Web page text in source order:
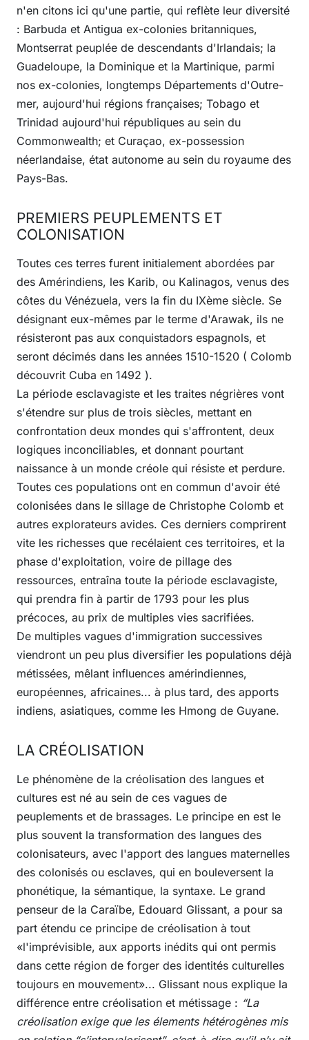
n'en citons ici qu'une partie, qui reflète leur diversité
: Barbuda et Antigua ex-colonies britanniques,
Montserrat peuplée de descendants d'Irlandais; la
Guadeloupe, la Dominique et la Martinique, parmi
nos ex-colonies, longtemps Départements d'Outre-
mer, aujourd'hui régions françaises; Tobago et
Trinidad aujourd'hui républiques au sein du
Commonwealth; et Curaçao, ex-possession
néerlandaise, état autonome au sein du royaume des
Pays-Bas.
PREMIERS PEUPLEMENTS ET
COLONISATION
Toutes ces terres furent initialement abordées par
des Amérindiens, les Karib, ou Kalinagos, venus des
côtes du Vénézuela, vers la fin du IXème siècle. Se
désignant eux-mêmes par le terme d'Arawak, ils ne
résisteront pas aux conquistadors espagnols, et
seront décimés dans les années 1510-1520 ( Colomb
découvrit Cuba en 1492 ).
La période esclavagiste et les traites négrières vont
s'étendre sur plus de trois siècles, mettant en
confrontation deux mondes qui s'affrontent, deux
logiques inconciliables, et donnant pourtant
naissance à un monde créole qui résiste et perdure.
Toutes ces populations ont en commun d'avoir été
colonisées dans le sillage de Christophe Colomb et
autres explorateurs avides. Ces derniers comprirent
vite les richesses que recélaient ces territoires, et la
phase d'exploitation, voire de pillage des
ressources, entraîna toute la période esclavagiste,
qui prendra fin à partir de 1793 pour les plus
précoces, au prix de multiples vies sacrifiées.
De multiples vagues d'immigration successives
viendront un peu plus diversifier les populations déjà
métissées, mêlant influences amérindiennes,
européennes, africaines... à plus tard, des apports
indiens, asiatiques, comme les Hmong de Guyane.
LA CRÉOLISATION
Le phénomène de la créolisation des langues et
cultures est né au sein de ces vagues de
peuplements et de brassages. Le principe en est le
plus souvent la transformation des langues des
colonisateurs, avec l'apport des langues maternelles
des colonisés ou esclaves, qui en bouleversent la
phonétique, la sémantique, la syntaxe. Le grand
penseur de la Caraïbe, Edouard Glissant, a pour sa
part étendu ce principe de créolisation à tout
«l'imprévisible, aux apports inédits qui ont permis
dans cette région de forger des identités culturelles
toujours en mouvement»... Glissant nous explique la
différence entre créolisation et métissage : “La
créolisation exige que les élements hétérogènes mis